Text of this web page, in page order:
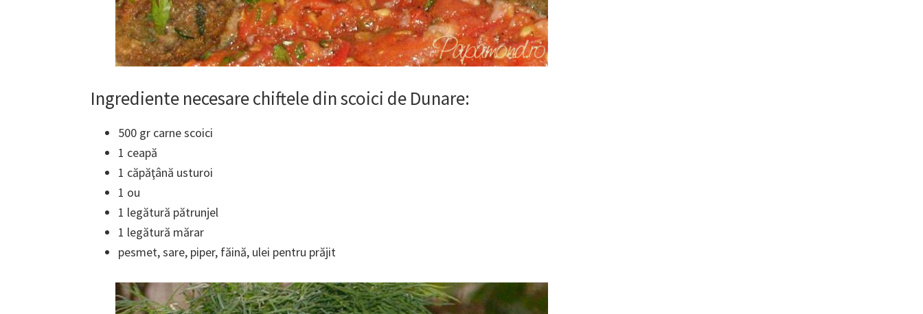
Ingrediente necesare chiftele din scoici de Dunare:
500 gr carne scoici
1 ceapă
1 căpăţână usturoi
1 ou
1 legătură pătrunjel
1 legătură mărar
pesmet, sare, piper, făină, ulei pentru prăjit